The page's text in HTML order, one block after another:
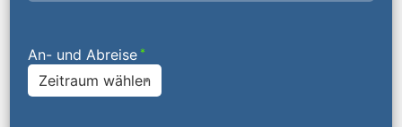
An- und Abreise *
Zeitraum wählen